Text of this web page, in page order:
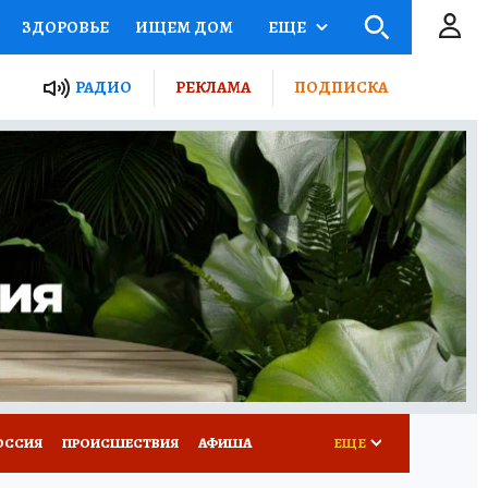
ЗДОРОВЬЕ ИЩЕМ ДОМ
ПРОЕКТЫ РОССИИ
ПУТЕВОДИТЕЛЬ
ТУРИЗМ
ПОТРЕБИТЕЛЯ ВСЕ О КП
ЕЩЕ
РАДИО РЕКЛАМА ПОДПИСКА
ПРОИСШЕСТВИЯ АФИША ЕЩЕ